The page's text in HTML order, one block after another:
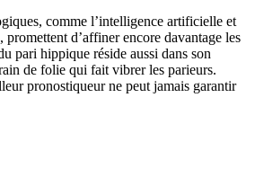
comme l’intelligence artificielle et
d’affiner encore davantage les
pari hippique réside aussi dans son
de folie qui fait vibrer les parieurs.
pronostiqueur ne peut jamais garantir